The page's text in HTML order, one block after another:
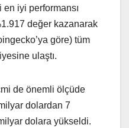
en iyi performansı
değer kazanarak
göre) tüm
ulaştı.
de önemli ölçüde
dolardan 7
dolara yükseldi.